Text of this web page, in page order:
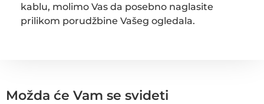
kablu, molimo Vas da posebno naglasite
prilikom porudžbine Vašeg ogledala.
Možda će Vam se svideti